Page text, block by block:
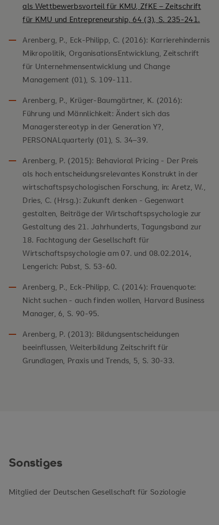
als Wettbewerbsvorteil für KMU, ZfKE – Zeitschrift
für KMU und Entrepreneurship, 64 (3), S. 235-241.
Arenberg, P., Eck-Philipp, C. (2016): Karrierehindernis
Mikropolitik, OrganisationsEntwicklung, Zeitschrift
für Unternehmensentwicklung und Change
Management (01), S. 109-111.
Arenberg, P., Krüger-Baumgärtner, K. (2016):
Führung und Männlichkeit: Ändert sich das
Managerstereotyp in der Generation Y?,
PERSONALquarterly (01), S. 34–39.
Arenberg, P. (2015): Behavioral Pricing - Der Preis
als hoch entscheidungsrelevantes Konstrukt in der
wirtschaftspsychologischen Forschung, in: Aretz, W.,
Dries, C. (Hrsg.): Zukunft denken - Gegenwart
gestalten, Beiträge der Wirtschaftspsychologie zur
Gestaltung des 21. Jahrhunderts, Tagungsband zur
18. Fachtagung der Gesellschaft für
Wirtschaftspsychologie am 07. und 08.02.2014,
Lengerich: Pabst, S. 53-60.
Arenberg, P., Eck-Philipp, C. (2014): Frauenquote:
Nicht suchen - auch finden wollen, Harvard Business
Manager, 6, S. 90-95.
Arenberg, P. (2013): Bildungsentscheidungen
beeinflussen, Weiterbildung Zeitschrift für
Grundlagen, Praxis und Trends, 5, S. 30-33.
Sonstiges
Mitglied der Deutschen Gesellschaft für Soziologie